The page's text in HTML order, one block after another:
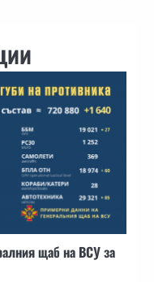
щаб на ВСУ за